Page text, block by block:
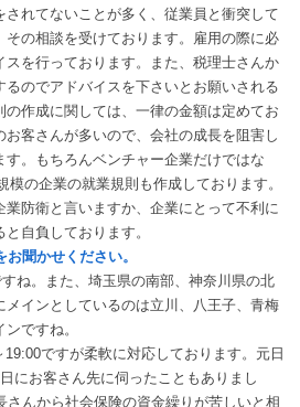
れてないことが多く、従業員と衝突して
その相談を受けております。雇用の際に必
スを行っております。また、税理士さんか
るのでアドバイスを下さいとお願いされる
作成に関しては、一律の金額は定めてお
お客さんが多いので、会社の成長を阻害し
。もちろんベンチャー企業だけではな
模の企業の就業規則も作成しております。
防衛と言いますか、企業にとって不利に
自負しております。
聞かせください。
ね。また、埼玉県の南部、神奈川県の北
メインとしているのは立川、八王子、青梅
ですね。
ですが柔軟に対応しております。元日
にお客さん先に伺ったこともありまし
さんから社会保険の資金繰りが苦しいと相